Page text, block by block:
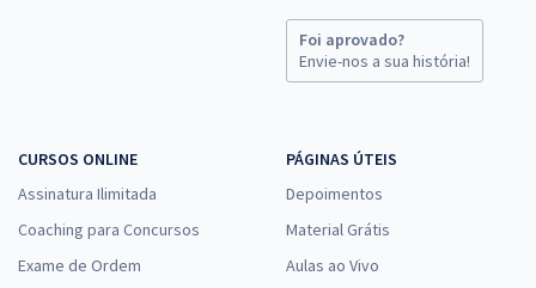
Foi aprovado?
Envie-nos a sua história!
CURSOS ONLINE
Assinatura Ilimitada
Coaching para Concursos
Exame de Ordem
PÁGINAS ÚTEIS
Depoimentos
Material Grátis
Aulas ao Vivo